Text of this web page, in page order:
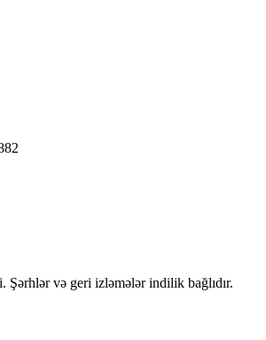
Şərhlər və geri izləmələr indilik bağlıdır.